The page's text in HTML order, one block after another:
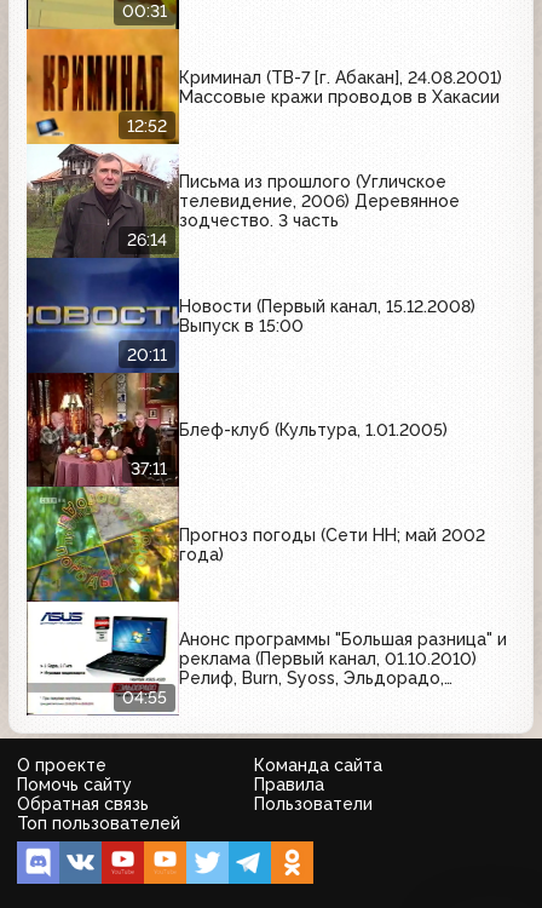
00:31
12:52
Криминал (ТВ-7 [г. Абакан], 24.08.2001)
Массовые кражи проводов в Хакасии
26:14
Письма из прошлого (Угличское
телевидение, 2006) Деревянное
зодчество. 3 часть
20:11
Новости (Первый канал, 15.12.2008)
Выпуск в 15:00
37:11
Блеф-клуб (Культура, 1.01.2005)
Прогноз погоды (Сети НН; май 2002
года)
04:55
Анонс программы "Большая разница" и
реклама (Первый канал, 01.10.2010)
Релиф, Burn, Syoss, Эльдорадо,
О проекте
Команда сайта
Помочь сайту
Правила
Обратная связь
Пользователи
Топ пользователей